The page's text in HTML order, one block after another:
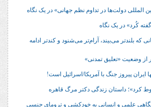
المللی دولت‌ها در تداوم نظم جهانی» در یک نگاه
کُرد» در یک نگاه
که بلندتر می‌بیند، آرام‌تر می‌شنود و کندتر ادامه
از وضعیت «تعلیق تمدنی»
کرد»؛ داستان زندگی دکتر مرگ قاهره
نگاهی علمی و انسانی به خودکشی و ترومای جنسی